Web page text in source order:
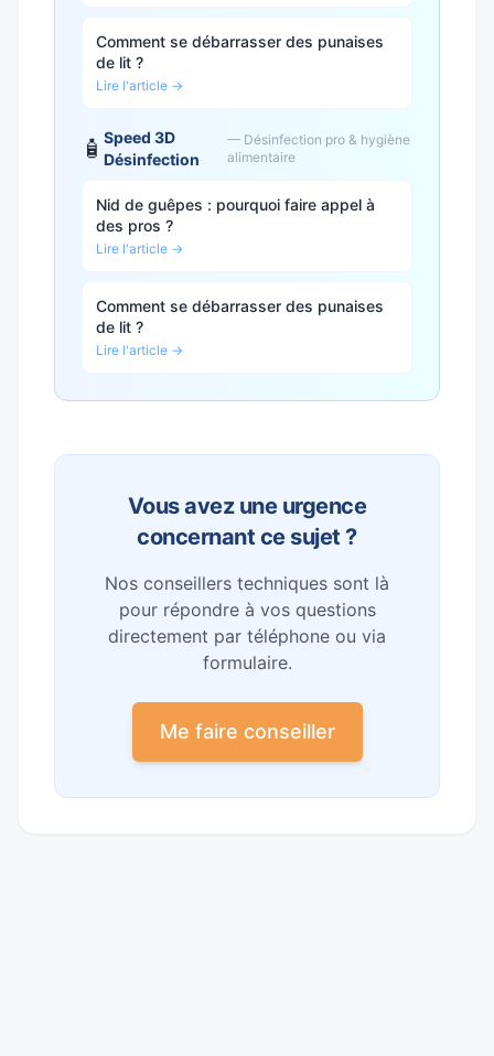
Comment se débarrasser des punaises
de lit ?
Lire l'article →
🧴 Speed 3D
Désinfection
— Désinfection pro & hygiène
alimentaire
Nid de guêpes : pourquoi faire appel à
des pros ?
Lire l'article →
Comment se débarrasser des punaises
de lit ?
Lire l'article →
Vous avez une urgence
concernant ce sujet ?
Nos conseillers techniques sont là
pour répondre à vos questions
directement par téléphone ou via
formulaire.
Me faire conseiller